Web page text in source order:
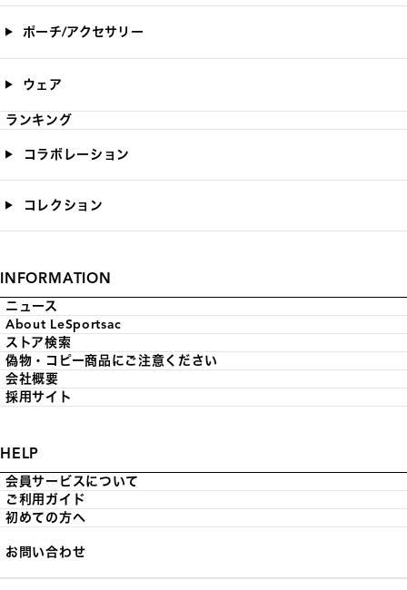
ポーチ/アクセサリー
ウェア
ランキング
コラボレーション
コレクション
INFORMATION
ニュース
About LeSportsac
ストア検索
偽物・コピー商品にご注意ください
会社概要
採用サイト
HELP
会員サービスについて
ご利用ガイド
初めての方へ
お問い合わせ